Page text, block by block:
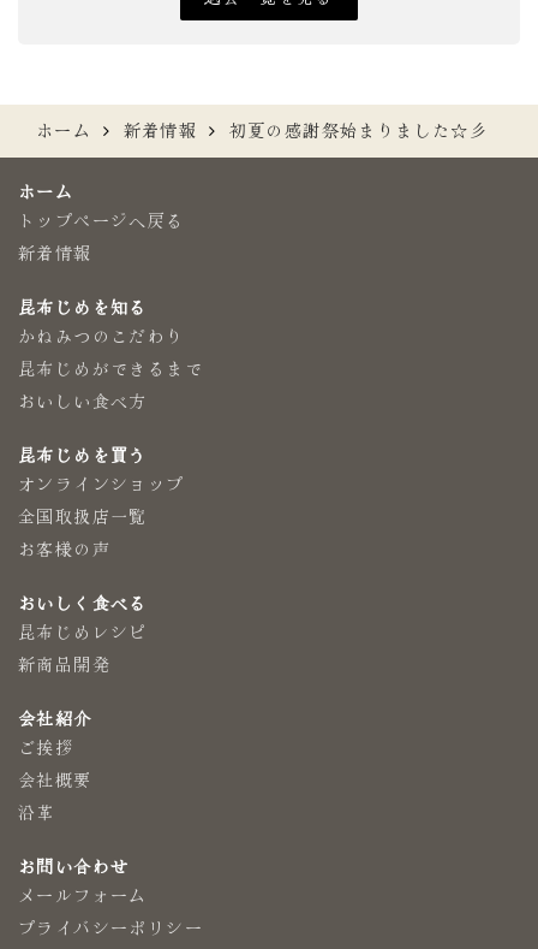
ホーム 新着情報 初夏の感謝祭始まりました☆彡
ホーム
トップページへ戻る
新着情報
昆布じめを知る
かねみつのこだわり
昆布じめができるまで
おいしい食べ方
昆布じめを買う
オンラインショップ
全国取扱店一覧
お客様の声
おいしく食べる
昆布じめレシピ
新商品開発
会社紹介
ご挨拶
会社概要
沿革
お問い合わせ
メールフォーム
プライバシーポリシー